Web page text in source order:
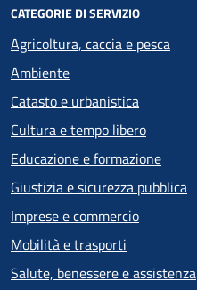
CATEGORIE DI SERVIZIO
Agricoltura, caccia e pesca
Ambiente
Catasto e urbanistica
Cultura e tempo libero
Educazione e formazione
Giustizia e sicurezza pubblica
Imprese e commercio
Mobilità e trasporti
Salute, benessere e assistenza